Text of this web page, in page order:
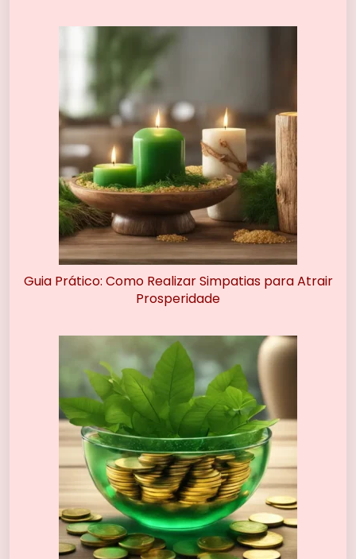
Guia Prático: Como Realizar Simpatias para Atrair
Prosperidade